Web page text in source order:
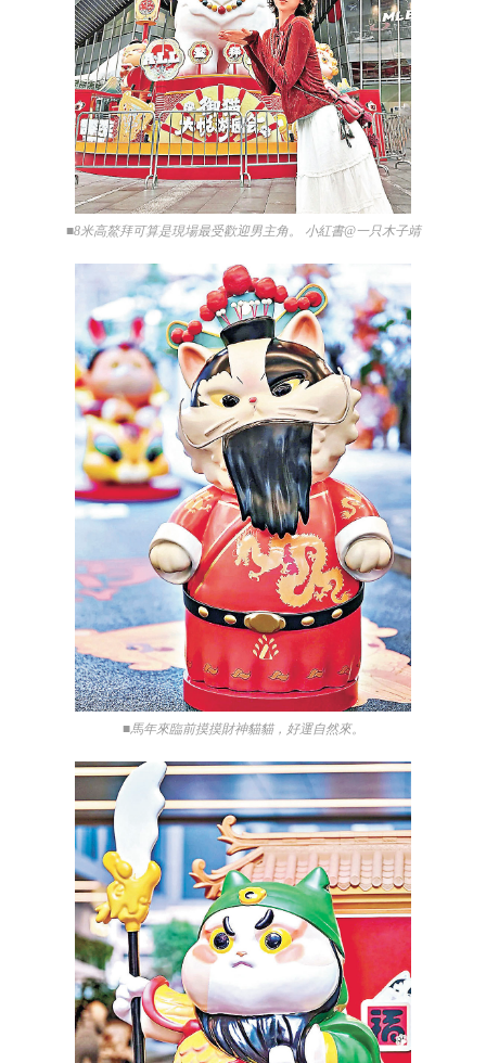
■8米高鰲拜可算是現場最受歡迎男主角。 小紅書@一只木子靖
■馬年來臨前摸摸財神貓貓，好運自然來。